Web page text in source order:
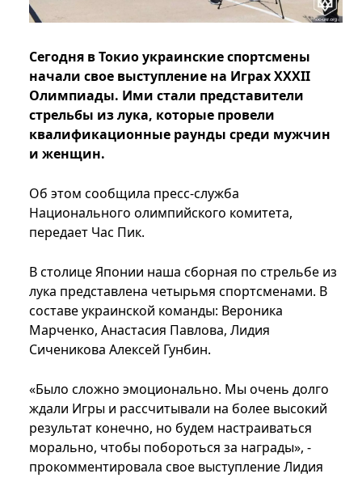
Сегодня в Токио украинские спортсмены
начали свое выступление на Играх XXXІІ
Олимпиады. Ими стали представители
стрельбы из лука, которые провели
квалификационные раунды среди мужчин
и женщин.
Об этом сообщила пресс-служба
Национального олимпийского комитета,
передает Час Пик.
В столице Японии наша сборная по стрельбе из
лука представлена ​​четырьмя спортсменами. В
составе украинской команды: Вероника
Марченко, Анастасия Павлова, Лидия
Сиченикова Алексей Гунбин.
«Было сложно эмоционально. Мы очень долго
ждали Игры и рассчитывали на более высокий
результат конечно, но будем настраиваться
морально, чтобы побороться за награды», -
прокомментировала свое выступление Лидия